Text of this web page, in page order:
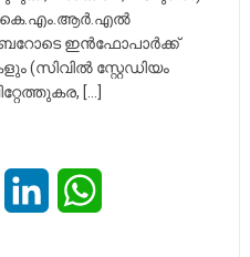
കെ.എം.ആർ.എൽ
ഇൻഫോപാർക്ക്
(സിവിൽ സ്റ്റേഡിയം
[…]
Reddit LinkedIn